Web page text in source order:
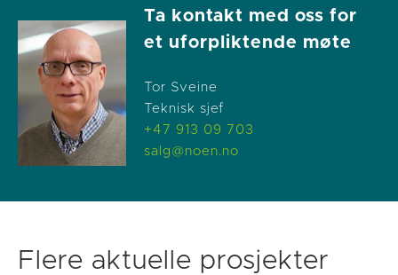
Ta kontakt med oss for
et uforpliktende møte
Tor Sveine
Teknisk sjef
+47 913 09 703
salg@noen.no
Flere aktuelle prosjekter